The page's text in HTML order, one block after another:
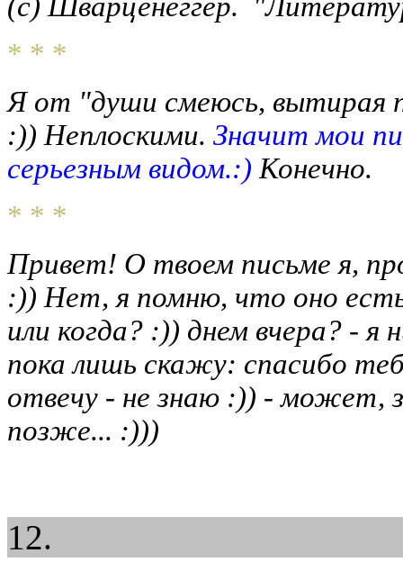
* * *
Я от "души смеюсь, вытирая
:)) Неплоскими. Значит мои
серьезным видом.:) Конечно.
* * *
Привет! О твоем письме я,
:)) Нет, я помню, что оно
или когда? :)) днем вчера? - я
пока лишь скажу: спасибо
отвечу - не знаю :)) - может,
позже... :)))
12.